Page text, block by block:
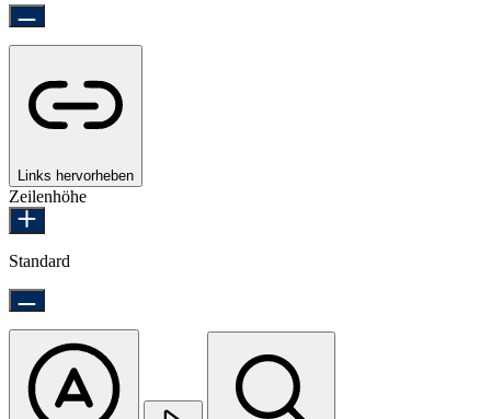
Links hervorheben
Zeilenhöhe
Standard